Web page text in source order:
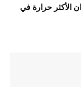
الأكثر حرارة في